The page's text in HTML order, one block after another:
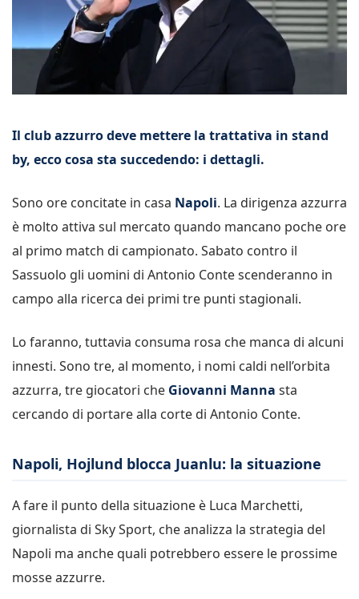
Il club azzurro deve mettere la trattativa in stand
by, ecco cosa sta succedendo: i dettagli.
Sono ore concitate in casa Napoli. La dirigenza azzurra
è molto attiva sul mercato quando mancano poche ore
al primo match di campionato. Sabato contro il
Sassuolo gli uomini di Antonio Conte scenderanno in
campo alla ricerca dei primi tre punti stagionali.
Lo faranno, tuttavia consuma rosa che manca di alcuni
innesti. Sono tre, al momento, i nomi caldi nell’orbita
azzurra, tre giocatori che Giovanni Manna sta
cercando di portare alla corte di Antonio Conte.
Napoli, Hojlund blocca Juanlu: la situazione
A fare il punto della situazione è Luca Marchetti,
giornalista di Sky Sport, che analizza la strategia del
Napoli ma anche quali potrebbero essere le prossime
mosse azzurre.